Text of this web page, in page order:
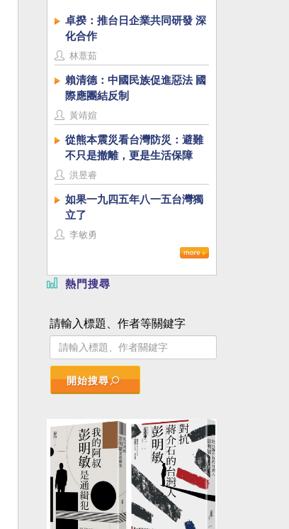
卓揆：推台日企業共同研發 深
化合作
林薏茹
賴清德：中國民族促進惡法 國
際應團結反制
黃靖媗
從熊本震災看台灣防災：避難
不只是撤離，更是生活保障
洪昱睿
如果一九四五年八一五台灣獨
立了
李敏勇
熱門搜尋
請輸入標題、作者等關鍵字
開始搜尋